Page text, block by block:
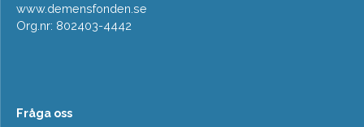
www.demensfonden.se
Org.nr: 802403-4442
Fråga oss